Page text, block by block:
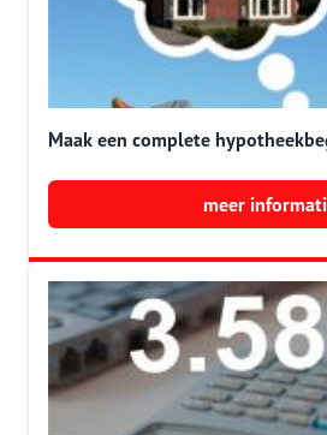
Maak een complete
meer